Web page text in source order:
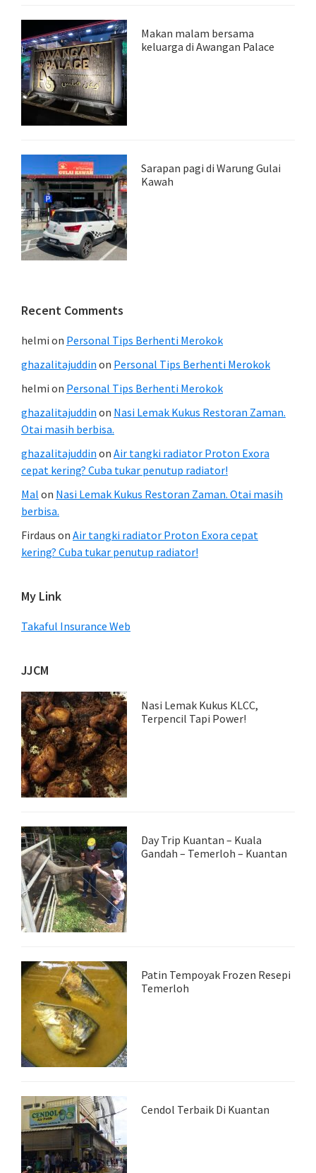
Makan malam bersama
keluarga di Awangan Palace
Sarapan pagi di Warung Gulai
Kawah
Recent Comments
helmi on Personal Tips Berhenti Merokok
ghazalitajuddin on Personal Tips Berhenti Merokok
helmi on Personal Tips Berhenti Merokok
ghazalitajuddin on Nasi Lemak Kukus Restoran Zaman.
Otai masih berbisa.
ghazalitajuddin on Air tangki radiator Proton Exora
cepat kering? Cuba tukar penutup radiator!
Mal on Nasi Lemak Kukus Restoran Zaman. Otai masih
berbisa.
Firdaus on Air tangki radiator Proton Exora cepat
kering? Cuba tukar penutup radiator!
My Link
Takaful Insurance Web
JJCM
Nasi Lemak Kukus KLCC,
Terpencil Tapi Power!
Day Trip Kuantan – Kuala
Gandah – Temerloh – Kuantan
Patin Tempoyak Frozen Resepi
Temerloh
Cendol Terbaik Di Kuantan